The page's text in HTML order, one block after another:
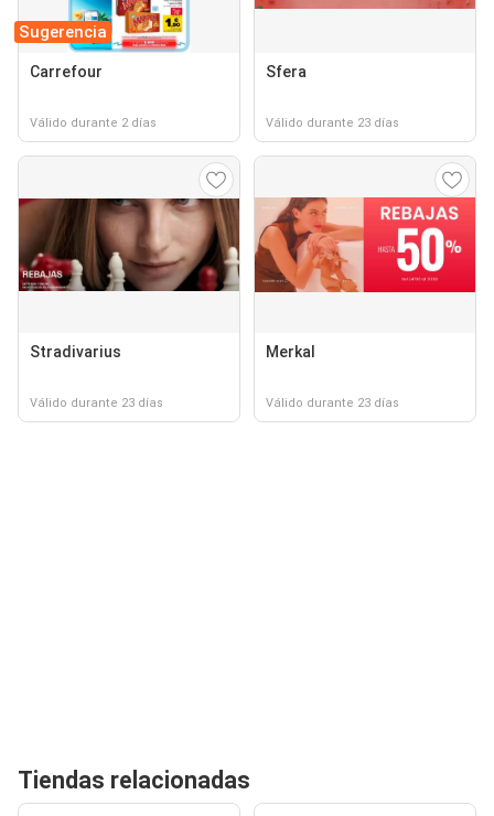
Sugerencia
Carrefour
Válido durante 2 días
Sfera
Válido durante 23 días
Stradivarius
Válido durante 23 días
Merkal
Válido durante 23 días
Tiendas relacionadas